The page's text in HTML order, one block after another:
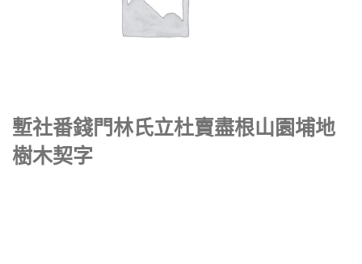
塹社番錢門林氏立杜賣盡根山園埔地
樹木契字